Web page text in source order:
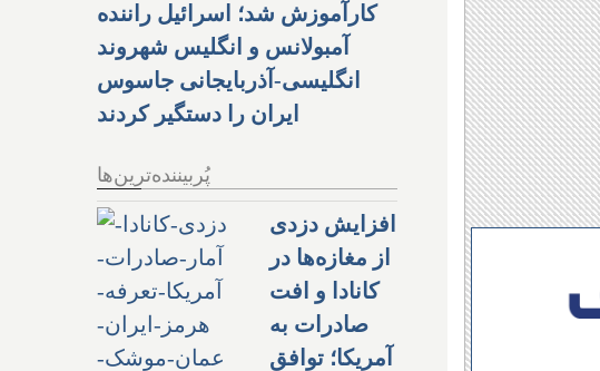
کارآموزش شد؛ اسرائیل راننده
آمبولانس و انگلیس شهروند
انگلیسی-آذربایجانی جاسوس
ایران را دستگیر کردند
پُربیننده‌ترین‌ها
افزایش دزدی
از مغازه‌ها در
کانادا و افت
صادرات به
آمریکا؛ توافق